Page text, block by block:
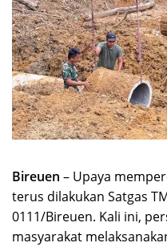
Bireuen – Upaya
terus dilakukan Satgas
0111/Bireuen. Kali ini,
masyarakat